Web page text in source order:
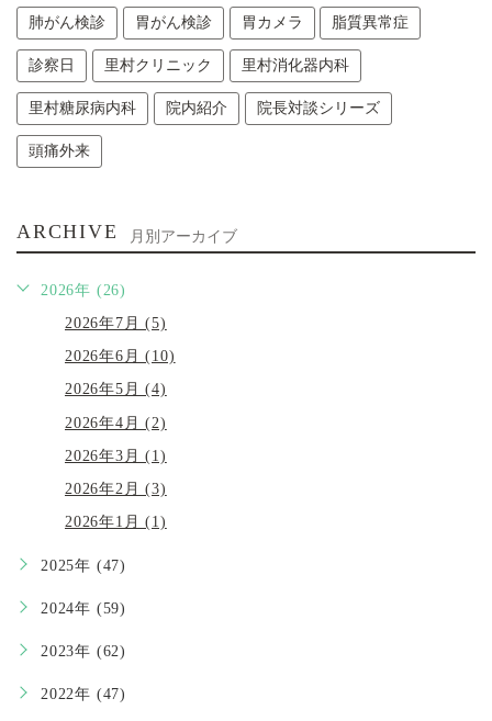
肺がん検診 胃がん検診 胃カメラ 脂質異常症
診察日 里村クリニック 里村消化器内科
里村糖尿病内科 院内紹介 院長対談シリーズ
頭痛外来
ARCHIVE 月別アーカイブ
2026年 (26)
2026年7月 (5)
2026年6月 (10)
2026年5月 (4)
2026年4月 (2)
2026年3月 (1)
2026年2月 (3)
2026年1月 (1)
2025年 (47)
2024年 (59)
2023年 (62)
2022年 (47)